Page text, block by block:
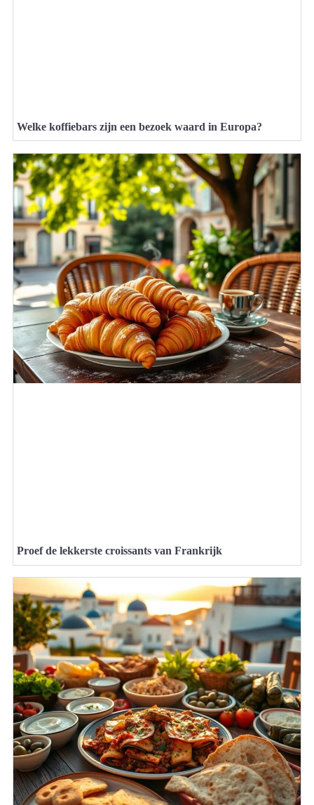
Welke koffiebars zijn een bezoek waard in Europa?
Proef de lekkerste croissants van Frankrijk